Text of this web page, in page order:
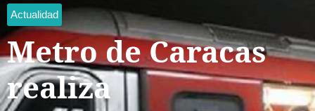
Actualidad
Metro de Caracas
realiza